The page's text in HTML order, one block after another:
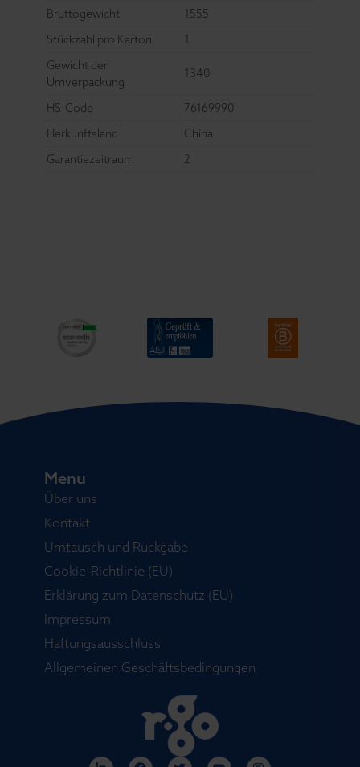
Bruttogewicht
1555
Stückzahl pro Karton
1
Gewicht der
Umverpackung
1340
HS-Code
76169990
Herkunftsland
China
Garantiezeitraum
2
Menu
Über uns
Kontakt
Umtausch und Rückgabe
Cookie-Richtlinie (EU)
Erklärung zum Datenschutz (EU)
Impressum
Haftungsausschluss
Allgemeinen Geschäftsbedingungen